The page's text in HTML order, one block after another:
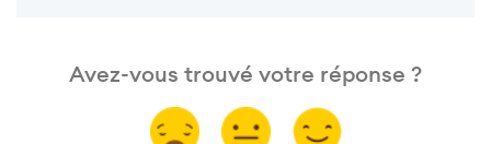
Avez-vous trouvé votre réponse ?